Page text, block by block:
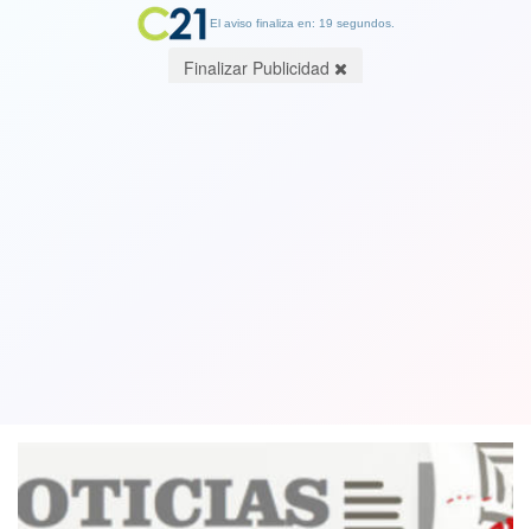
El aviso finaliza en: 19 segundos.
Finalizar Publicidad